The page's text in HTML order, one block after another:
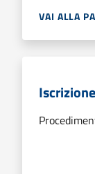
VAI ALLA